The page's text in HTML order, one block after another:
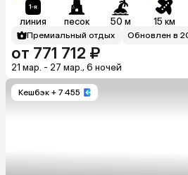
линия песок 50 м 15 км
Премиальный отдых Обновлен в
от 771 712 ₽
21 мар. - 27 мар., 6 ночей
Кешбэк + 7 455